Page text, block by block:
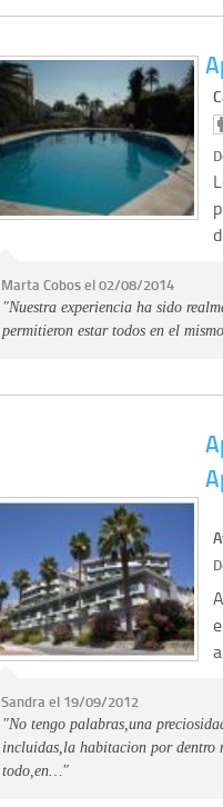
Marta Cobos el 02/08/2014
"Nuestra experiencia ha sido
permitieron estar todos en el
Sandra el 19/09/2012
"No tengo palabras,una
incluidas,la habitacion por dentro
todo,en…"